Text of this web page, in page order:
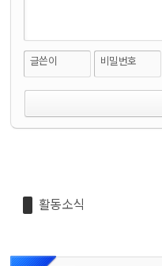
글쓴이 비밀번호
활동소식